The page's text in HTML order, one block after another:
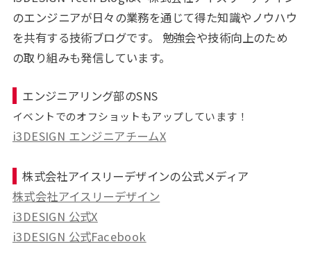
のエンジニアが日々の業務を通じて得た知識やノウハウ
を共有する技術ブログです。 勉強会や技術向上のため
の取り組みも発信しています。
エンジニアリング部のSNS
イベントでのオフショットもアップしています！
i3DESIGN エンジニアチームX
株式会社アイスリーデザインの公式メディア
株式会社アイスリーデザイン
i3DESIGN 公式X
i3DESIGN 公式Facebook